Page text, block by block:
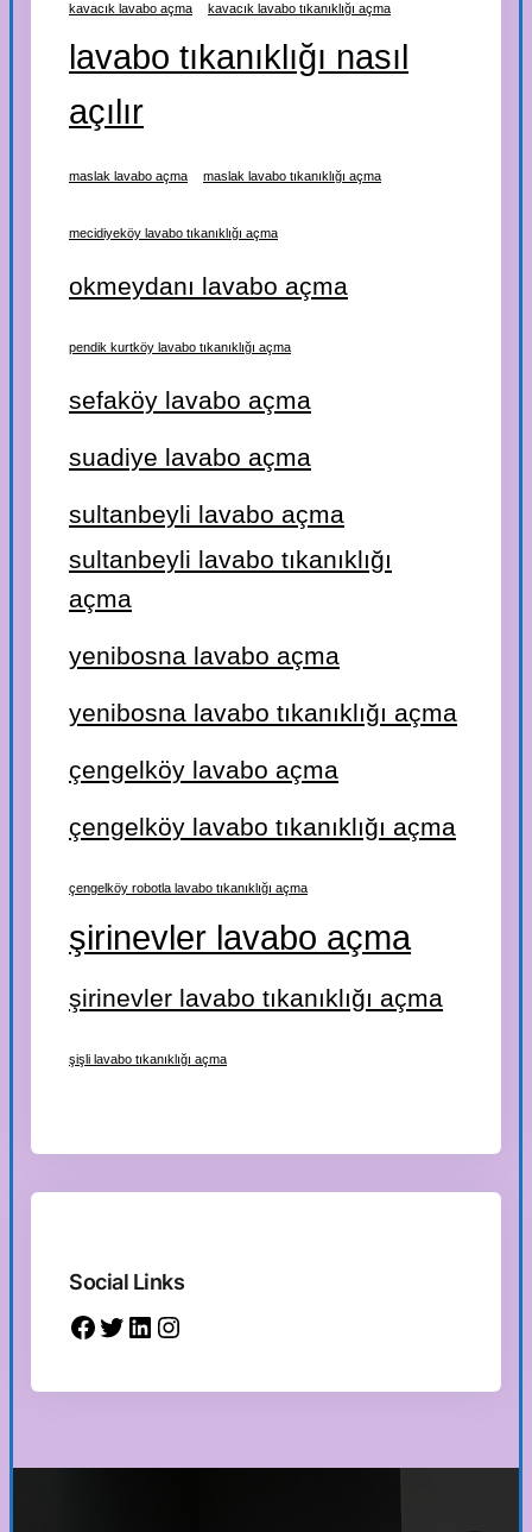
kavacık lavabo açma kavacık lavabo tıkanıklığı açma
lavabo tıkanıklığı nasıl
açılır
maslak lavabo açma maslak lavabo tıkanıklığı açma
mecidiyeköy lavabo tıkanıklığı açma
okmeydanı lavabo açma
pendik kurtköy lavabo tıkanıklığı açma
sefaköy lavabo açma
suadiye lavabo açma
sultanbeyli lavabo açma
sultanbeyli lavabo tıkanıklığı
açma
yenibosna lavabo açma
yenibosna lavabo tıkanıklığı açma
çengelköy lavabo açma
çengelköy lavabo tıkanıklığı açma
çengelköy robotla lavabo tıkanıklığı açma
şirinevler lavabo açma
şirinevler lavabo tıkanıklığı açma
şişli lavabo tıkanıklığı açma
Social Links
Facebook Twitter LinkedIn Instagram